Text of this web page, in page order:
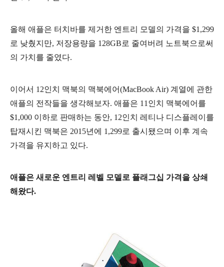
올해 애플은 터치바를 제거한 엔트리 모델의 가격을 $1,299
로 낮췄지만, 저장용량을 128GB로 줄여버려 노트북으로써
의 가치를 줄였다.
이어서 12인치 맥북의 맥북에어(MacBook Air) 계열에 관한
애플의 전작들을 생각해보자. 애플은 11인치 맥북에어를
$1,000 이하로 판매하는 동안, 12인치 레티나 디스플레이를
탑재시킨 맥북은 2015년에 1,299로 출시됐으며 이후 계속
가격을 유지하고 있다.
애플은 새로운 엔트리 레벨 모델로 플래그십 가격을 상쇄
해왔다.